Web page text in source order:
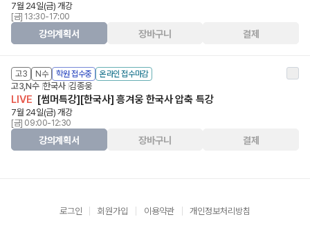
7월 24일(금) 개강
[금] 13:30-17:00
강의계획서 장바구니 결제
고3 N수 학원 접수중 온라인 접수마감
고3,N수 한국사 김종웅
LIVE [썸머특강][한국사] 흥겨웅 한국사 압축 특강
7월 24일(금) 개강
[금] 09:00-12:30
강의계획서 장바구니 결제
로그인 회원가입 이용약관 개인정보처리방침